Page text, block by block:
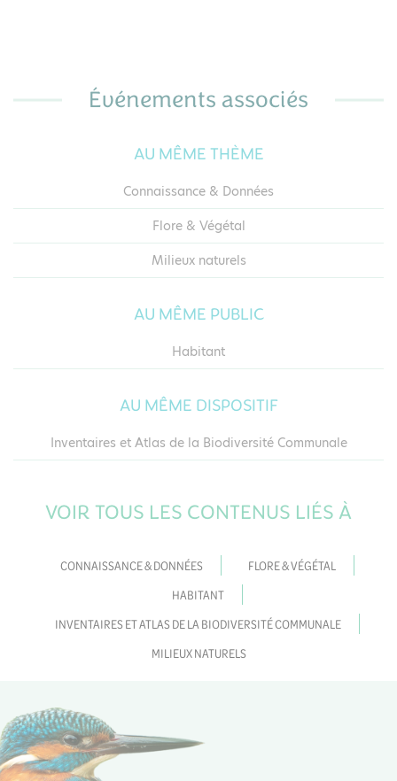
Événements associés
AU MÊME THÈME
Connaissance & Données
Flore & Végétal
Milieux naturels
AU MÊME PUBLIC
Habitant
AU MÊME DISPOSITIF
Inventaires et Atlas de la Biodiversité Communale
VOIR TOUS LES CONTENUS LIÉS À
CONNAISSANCE & DONNÉES
FLORE & VÉGÉTAL
HABITANT
INVENTAIRES ET ATLAS DE LA BIODIVERSITÉ COMMUNALE
MILIEUX NATURELS